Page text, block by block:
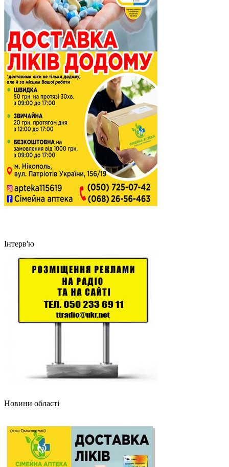
Інтерв'ю
Новини області